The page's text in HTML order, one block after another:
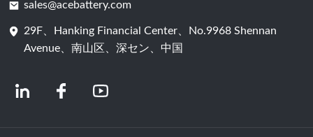
バッテリーセル
sales@acebattery.com
29F、Hanking Financial Center、No.9968 Shennan
Avenue、南山区、深セン、中国